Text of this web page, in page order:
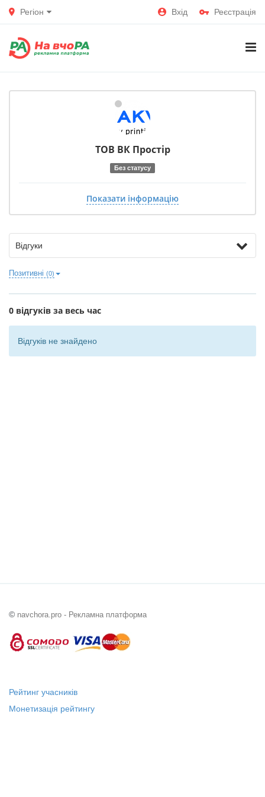
Регіон Вхід Реєстрація
ТОВ ВК Простір
Без статусу
Показати інформацію
Відгуки
Позитивні (0)
0 відгуків за весь час
Відгуків не знайдено
© navchora.pro - Рекламна платформа
Рейтинг учасників
Монетизація рейтингу